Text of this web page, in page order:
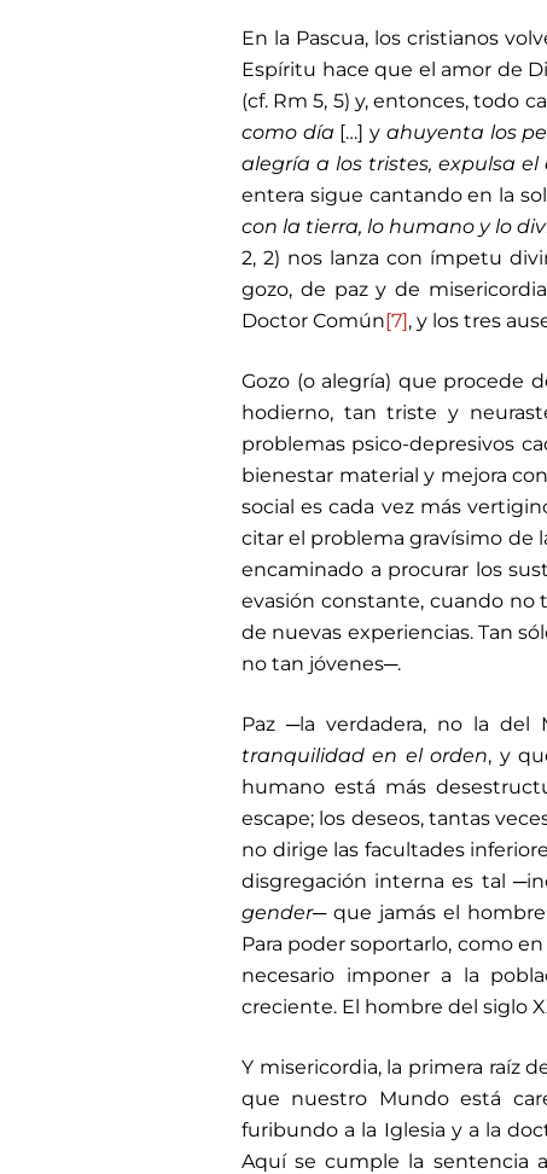
En la Pascua, los cristianos
Espíritu hace que el amor de
(cf. Rm 5, 5) y, entonces, todo
como día […] y ahuyenta los
alegría a los tristes, expulsa
entera sigue cantando en la
con la tierra, lo humano y lo
2, 2) nos lanza con ímpetu
gozo, de paz y de
Doctor Común[7], y los tres
Gozo (o alegría) que procede
hodierno, tan triste y
problemas psico-depresivos
bienestar material y mejora
social es cada vez más
citar el problema gravísimo de
encaminado a procurar los
evasión constante, cuando no
de nuevas experiencias. Tan
no tan jóvenes─.
Paz ─la verdadera, no la del
tranquilidad en el orden, y
humano está más
escape; los deseos, tantas
no dirige las facultades
disgregación interna es tal
gender─ que jamás el
Para poder soportarlo, como
necesario imponer a la
creciente. El hombre del siglo
Y misericordia, la primera raíz
que nuestro Mundo está
furibundo a la Iglesia y a la
Aquí se cumple la sentencia